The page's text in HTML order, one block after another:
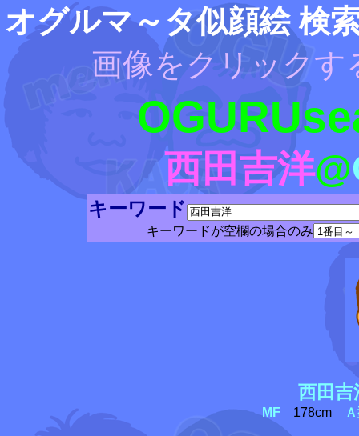
オグルマ～タ似顔絵 検
画像をクリックす
西田吉洋@
キーワード
キーワードが空欄の場合のみ
西田吉
MF178cm